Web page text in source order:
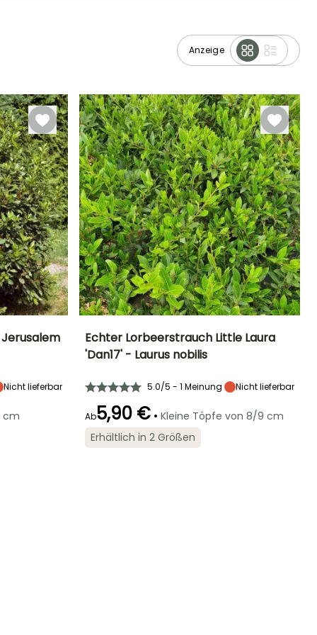
Anzeige
Halbschatten
Nicht lieferbar
cm
Halbschatten
Geeigneter
Echter Lorbeerstrauch Little Laura
'Dan17' - Laurus nobilis
5.0/5 - 1 Meinung Nicht lieferbar
Ab5,90 € • Kleine Töpfe von 8/9 cm
Erhältlich in 2 Größen